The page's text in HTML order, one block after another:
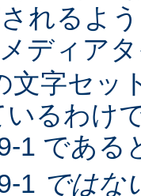
れるよ
メディア
文字セッ
いるわけ
1 である
1 ではな